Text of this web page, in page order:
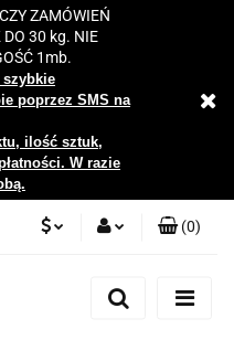
ZAMÓWIEŃ
DO 30 kg. NIE
1mb.
szybkie
poprzez SMS na
ilość sztuk,
W razie
Zaloguj się
(0)